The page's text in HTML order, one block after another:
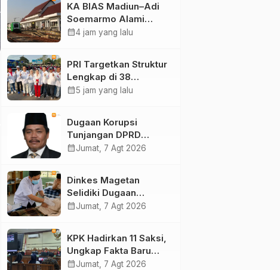
KA BIAS Madiun–Adi
Soemarmo Alami
Gangguan, 5 KA Ikut
calendar_month4 jam yang lalu
PRI Targetkan Struktur
Lengkap di 38
Kabupaten/Kota Jatim
calendar_month5 jam yang lalu
Dugaan Korupsi
Tunjangan DPRD
Ponorogo Jadi Alarm,
Kelola Administrasi
calendar_monthJumat, 7 Agt 2026
Dinkes Magetan
Selidiki Dugaan
Lonjakan Kasus Diare
Epidemiologi
calendar_monthJumat, 7 Agt 2026
KPK Hadirkan 11 Saksi,
Ungkap Fakta Baru
Sidang Korupsi Wali
calendar_monthJumat, 7 Agt 2026